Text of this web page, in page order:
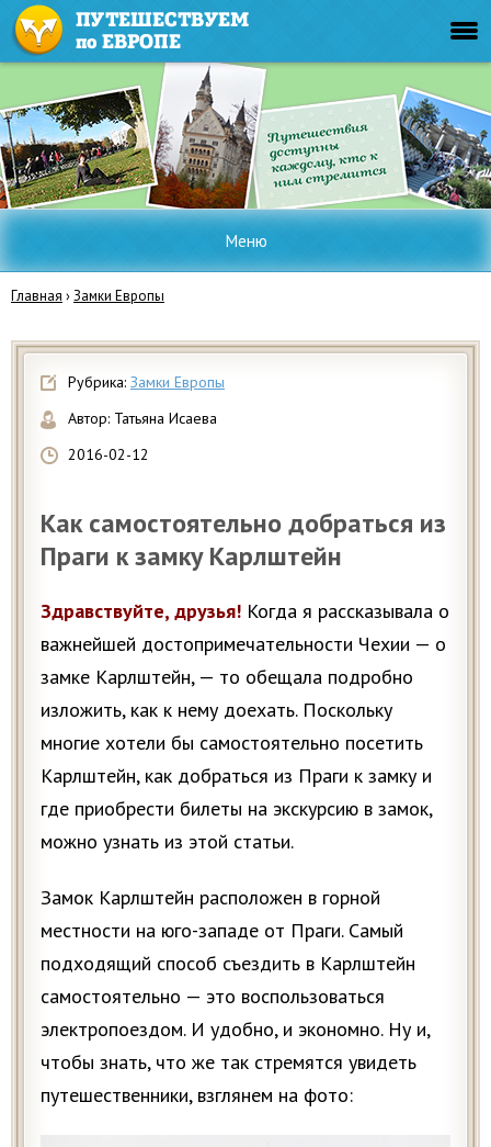
Меню
Главная ›Замки Европы
Рубрика: Замки Европы
Автор: Татьяна Исаева
2016-02-12
Как самостоятельно добраться из
Праги к замку Карлштейн
Здравствуйте, друзья! Когда я рассказывала о
важнейшей достопримечательности Чехии — о
замке Карлштейн, — то обещала подробно
изложить, как к нему доехать. Поскольку
многие хотели бы самостоятельно посетить
Карлштейн, как добраться из Праги к замку и
где приобрести билеты на экскурсию в замок,
можно узнать из этой статьи.
Замок Карлштейн расположен в горной
местности на юго-западе от Праги. Самый
подходящий способ съездить в Карлштейн
самостоятельно — это воспользоваться
электропоездом. И удобно, и экономно. Ну и,
чтобы знать, что же так стремятся увидеть
путешественники, взглянем на фото: